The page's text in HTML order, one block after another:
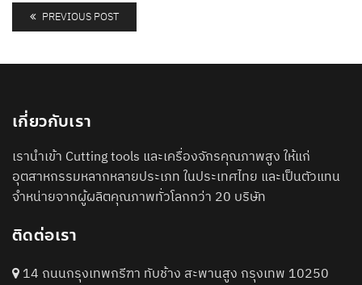
PREVIOUS POST
เกี่ยวกับเรา
เรานำเข้า Cutting tools และเครื่องจักรคุณภาพสูง ให้แก่
อุตสาหกรรมหลากหลายประเภท ในประเทศไทย และเป็นตัวแทน
จำหน่ายจากผู้ผลิตคุณภาพทั่วโลกกว่า 20 บริษัท
ติดต่อเรา
14 ถนนกรุงเทพกรีฑา ทับช้าง สะพานสูง กรุงเทพ 10250